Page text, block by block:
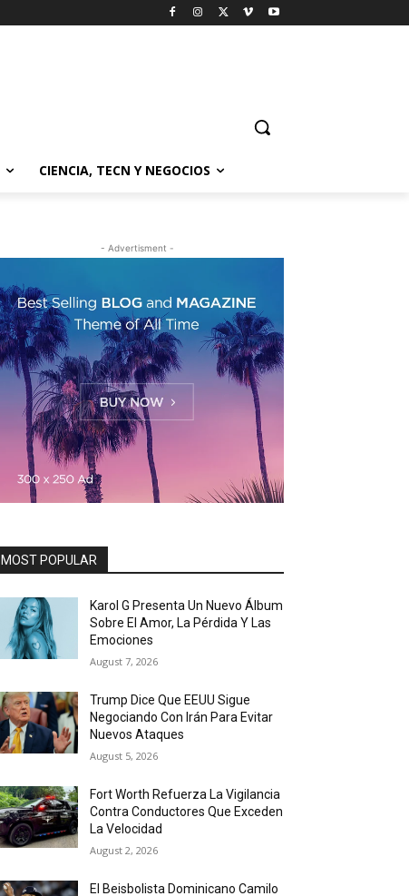
CIENCIA, TECN Y NEGOCIOS
- Advertisment -
MOST POPULAR
Karol G Presenta Un Nuevo Álbum
Sobre El Amor, La Pérdida Y Las
Emociones
August 7, 2026
Trump Dice Que EEUU Sigue
Negociando Con Irán Para Evitar
Nuevos Ataques
August 5, 2026
Fort Worth Refuerza La Vigilancia
Contra Conductores Que Exceden
La Velocidad
August 2, 2026
El Beisbolista Dominicano Camilo